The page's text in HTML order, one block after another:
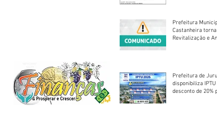
Prefeitura
Castanheira
Revitalização e
Prefeitura de
disponibiliza
desconto de 20%